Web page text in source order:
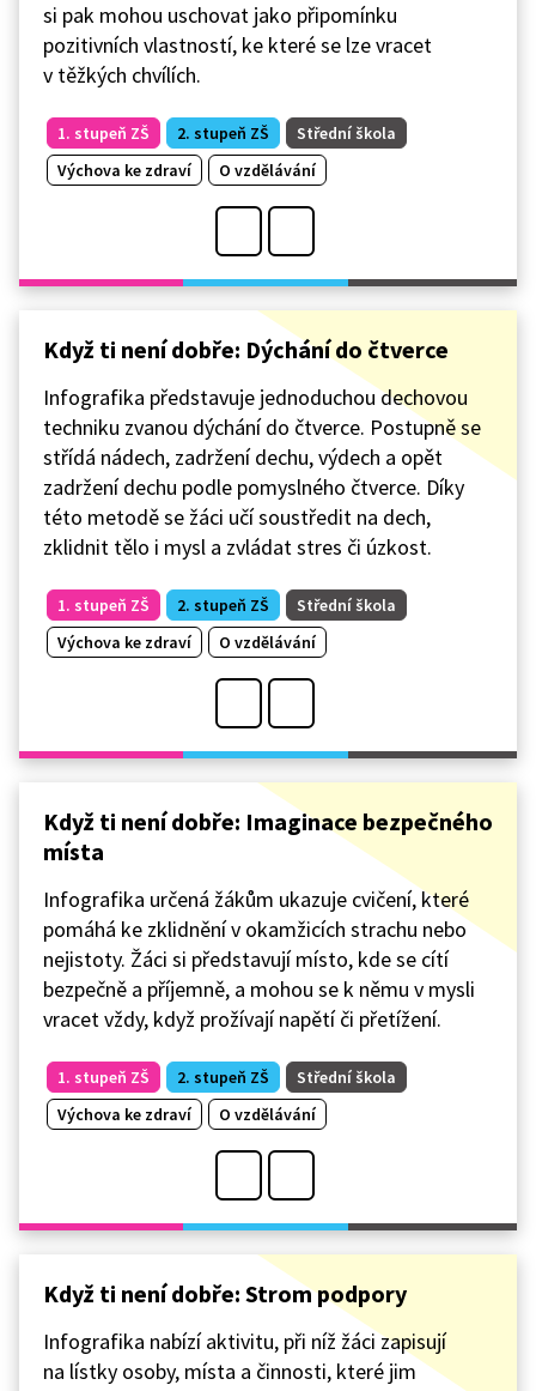
si pak mohou uschovat jako připomínku
pozitivních vlastností, ke které se lze vracet
v těžkých chvílích.
1. stupeň ZŠ 2. stupeň ZŠ
Střední škola
Výchova ke zdraví
O vzdělávání
Když ti není dobře: Dýchání do čtverce
Infografika představuje jednoduchou dechovou
techniku zvanou dýchání do čtverce. Postupně se
střídá nádech, zadržení dechu, výdech a opět
zadržení dechu podle pomyslného čtverce. Díky
této metodě se žáci učí soustředit na dech,
zklidnit tělo i mysl a zvládat stres či úzkost.
1. stupeň ZŠ 2. stupeň ZŠ
Střední škola
Výchova ke zdraví
O vzdělávání
Když ti není dobře: Imaginace bezpečného
místa
Infografika určená žákům ukazuje cvičení, které
pomáhá ke zklidnění v okamžicích strachu nebo
nejistoty. Žáci si představují místo, kde se cítí
bezpečně a příjemně, a mohou se k němu v mysli
vracet vždy, když prožívají napětí či přetížení.
1. stupeň ZŠ 2. stupeň ZŠ
Střední škola
Výchova ke zdraví
O vzdělávání
Když ti není dobře: Strom podpory
Infografika nabízí aktivitu, při níž žáci zapisují
na lístky osoby, místa a činnosti, které jim